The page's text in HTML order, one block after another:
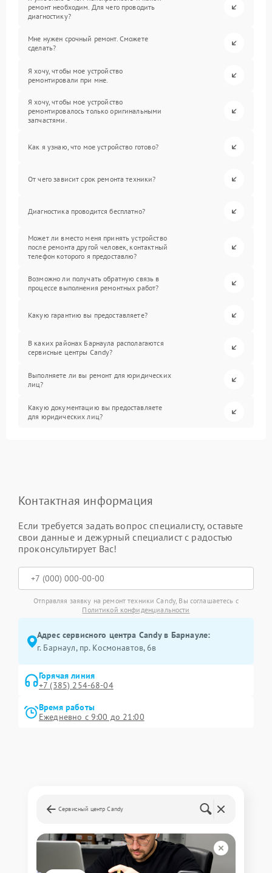
ремонт необходим. Для чего проводить
диагностику?
Мне нужен срочный ремонт. Сможете
сделать?
Я хочу, чтобы мое устройство
ремонтировали при мне.
Я хочу, чтобы мое устройство
ремонтировалось только оригинальными
запчастями.
Как я узнаю, что мое устройство готово?
От чего зависит срок ремонта техники?
Диагностика проводится бесплатно?
Может ли вместо меня принять устройство
после ремонта другой человек, контактный
телефон которого я предоставлю?
Возможно ли получать обратную связь в
процессе выполнения ремонтных работ?
Какую гарантию вы предоставляете?
В каких районах Барнаула располагаются
сервисные центры Candy?
Выполняете ли вы ремонт для юридических
лиц?
Какую документацию вы предоставляете
для юридических лиц?
Контактная информация
Если требуется задать вопрос специалисту, оставьте
свои данные и дежурный специалист с радостью
проконсультирует Вас!
Отправляя заявку на ремонт техники Candy, Вы соглашаетесь с
Политикой конфиденциальности
Адрес сервисного центра Candy в Барнауле:
г. Барнаул, ​пр. Космонавтов, 6в
Горячая линия
+7 (385) 254-68-04
Время работы
Ежедневно с 9:00 до 21:00
Сервисный центр Candy